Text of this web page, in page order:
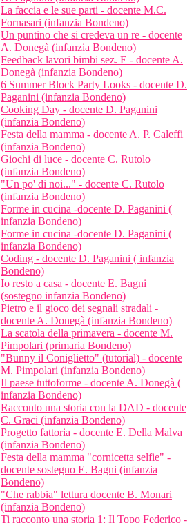
La faccia e le sue parti - docente M.C.
Fornasari (infanzia Bondeno)
Un puntino che si credeva un re - docente
A. Donegà (infanzia Bondeno)
Feedback lavori bimbi sez. E - docente A.
Donegà (infanzia Bondeno)
6 Summer Block Party Looks - docente D.
Paganini (infanzia Bondeno)
Cooking Day - docente D. Paganini
(infanzia Bondeno)
Festa della mamma - docente A. P. Caleffi
(infanzia Bondeno)
Giochi di luce - docente C. Rutolo
(infanzia Bondeno)
"Un po' di noi..." - docente C. Rutolo
(infanzia Bondeno)
Forme in cucina -docente D. Paganini (
infanzia Bondeno)
Forme in cucina -docente D. Paganini (
infanzia Bondeno)
Coding - docente D. Paganini ( infanzia
Bondeno)
Io resto a casa - docente E. Bagni
(sostegno infanzia Bondeno)
Pietro e il gioco dei segnali stradali -
docente A. Donegà (infanzia Bondeno)
La scatola della primavera - docente M.
Pimpolari (primaria Bondeno)
"Bunny il Coniglietto" (tutorial) - docente
M. Pimpolari (infanzia Bondeno)
Il paese tuttoforme - docente A. Donegà (
infanzia Bondeno)
Racconto una storia con la DAD - docente
C. Graci (infanzia Bondeno)
Progetto fattoria - docente E. Della Malva
(infanzia Bondeno)
Festa della mamma "cornicetta selfie" -
docente sostegno E. Bagni (infanzia
Bondeno)
"Che rabbia" lettura docente B. Monari
(infanzia Bondeno)
Ti racconto una storia 1: Il Topo Federico -